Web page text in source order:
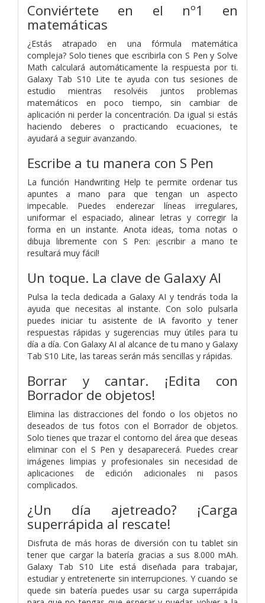
Conviértete en el nº1 en
matemáticas
¿Estás atrapado en una fórmula matemática
compleja? Solo tienes que escribirla con S Pen y Solve
Math calculará automáticamente la respuesta por ti.
Galaxy Tab S10 Lite te ayuda con tus sesiones de
estudio mientras resolvéis juntos problemas
matemáticos en poco tiempo, sin cambiar de
aplicación ni perder la concentración. Da igual si estás
haciendo deberes o practicando ecuaciones, te
ayudará a seguir avanzando.
Escribe a tu manera con S Pen
La función Handwriting Help te permite ordenar tus
apuntes a mano para que tengan un aspecto
impecable. Puedes enderezar líneas irregulares,
uniformar el espaciado, alinear letras y corregir la
forma en un instante. Anota ideas, toma notas o
dibuja libremente con S Pen: ¡escribir a mano te
resultará muy fácil!
Un toque. La clave de Galaxy AI
Pulsa la tecla dedicada a Galaxy AI y tendrás toda la
ayuda que necesitas al instante. Con solo pulsarla
puedes iniciar tu asistente de IA favorito y tener
respuestas rápidas y sugerencias muy útiles para tu
día a día. Con Galaxy AI al alcance de tu mano y Galaxy
Tab S10 Lite, las tareas serán más sencillas y rápidas.
Borrar y cantar. ¡Edita con
Borrador de objetos!
Elimina las distracciones del fondo o los objetos no
deseados de tus fotos con el Borrador de objetos.
Solo tienes que trazar el contorno del área que deseas
eliminar con el S Pen y desaparecerá. Puedes crear
imágenes limpias y profesionales sin necesidad de
aplicaciones de edición adicionales ni pasos
complicados.
¿Un día ajetreado? ¡Carga
superrápida al rescate!
Disfruta de más horas de diversión con tu tablet sin
tener que cargar la batería gracias a sus 8.000 mAh.
Galaxy Tab S10 Lite está diseñada para trabajar,
estudiar y entretenerte sin interrupciones. Y cuando se
quede sin batería puedes usar su carga superrápida